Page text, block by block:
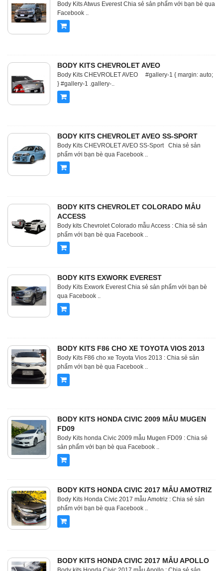
Body Kits Atwus Everest Chia sẻ sản phẩm với bạn bè qua
Facebook ..
BODY KITS CHEVROLET AVEO
Body Kits CHEVROLET AVEO #gallery-1 { margin: auto;
} #gallery-1 .gallery-..
BODY KITS CHEVROLET AVEO SS-SPORT
Body Kits CHEVROLET AVEO SS-Sport Chia sẻ sản
phẩm với bạn bè qua Facebook ..
BODY KITS CHEVROLET COLORADO MẪU
ACCESS
Body kits Chevrolet Colorado mẫu Access : Chia sẻ sản
phẩm với bạn bè qua Facebook ..
BODY KITS EXWORK EVEREST
Body Kits Exwork Everest Chia sẻ sản phẩm với bạn bè
qua Facebook ..
BODY KITS F86 CHO XE TOYOTA VIOS 2013
Body Kits F86 cho xe Toyota Vios 2013 : Chia sẻ sản
phẩm với bạn bè qua Facebook ..
BODY KITS HONDA CIVIC 2009 MẪU MUGEN
FD09
Body Kits honda Civic 2009 mẫu Mugen FD09 : Chia sẻ
sản phẩm với bạn bè qua Facebook ..
BODY KITS HONDA CIVIC 2017 MẪU AMOTRIZ
Body Kits Honda Civic 2017 mẫu Amotriz : Chia sẻ sản
phẩm với bạn bè qua Facebook ..
BODY KITS HONDA CIVIC 2017 MẪU APOLLO